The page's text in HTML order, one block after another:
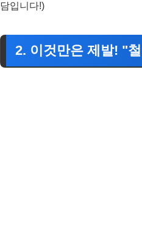
담입니다!)
2. 이것만은 제발! "